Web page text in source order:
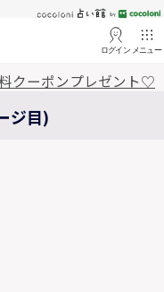
ログイン メニュー
クーポンプレゼント♡
ジ目)